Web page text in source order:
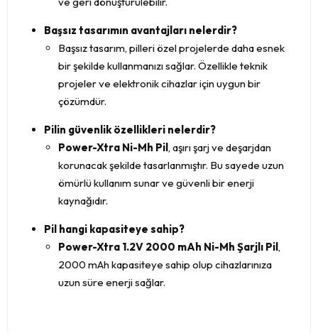
Başsız tasarımın avantajları nelerdir?
Başsız tasarım, pilleri özel projelerde daha esnek
bir şekilde kullanmanızı sağlar. Özellikle teknik
projeler ve elektronik cihazlar için uygun bir
çözümdür.
Pilin güvenlik özellikleri nelerdir?
Power-Xtra Ni-Mh Pil, aşırı şarj ve deşarjdan
korunacak şekilde tasarlanmıştır. Bu sayede uzun
ömürlü kullanım sunar ve güvenli bir enerji
kaynağıdır.
Pil hangi kapasiteye sahip?
Power-Xtra 1.2V 2000 mAh Ni-Mh Şarjlı Pil,
2000 mAh kapasiteye sahip olup cihazlarınıza
uzun süre enerji sağlar.